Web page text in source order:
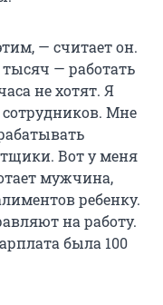
— считает он.
— работать
не хотят. Я
Мне
Вот у меня
мужчина,
ребенку.
на работу.
была 100